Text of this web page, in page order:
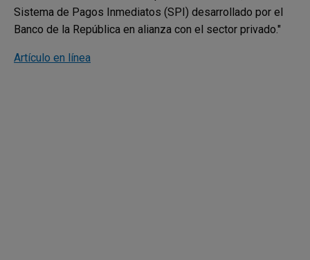
Sistema de Pagos Inmediatos (SPI) desarrollado por el
Banco de la República en alianza con el sector privado."
Artículo en línea